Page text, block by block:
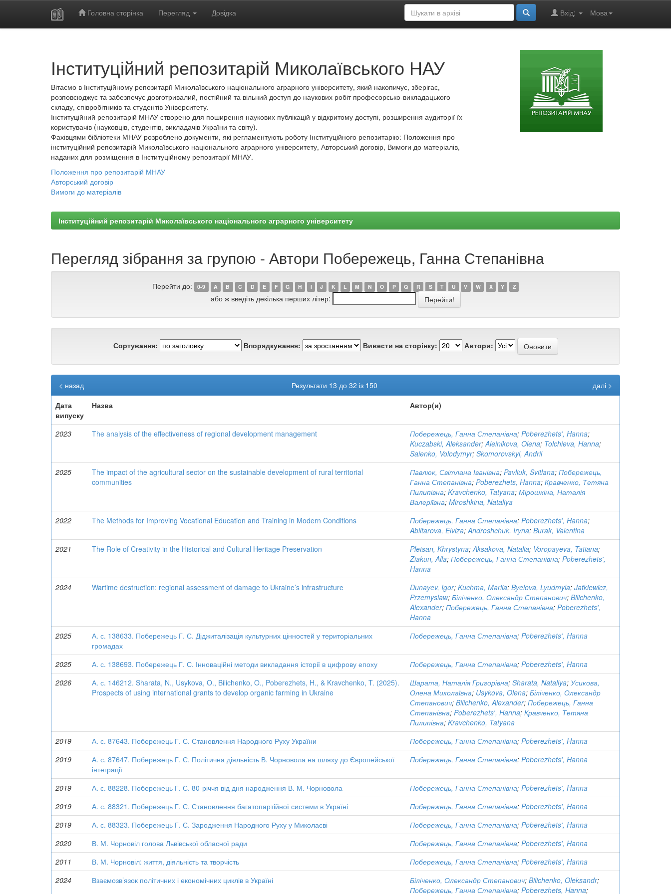
Головна сторінка Перегляд Довідка Мова
Вхід:
Інституційний репозитарій Миколаївського НАУ
Вітаємо в Інституційному репозитарії Миколаївського національного аграрного університету, який накопичує, зберігає,
розповсюджує та забезпечує довготривалий, постійний та вільний доступ до наукових робіт професорсько-викладацького
складу, співробітників та студентів Університету.
Інституційний репозитарій МНАУ створено для поширення наукових публікацій у відкритому доступі, розширення аудиторії їх
користувачів (науковців, студентів, викладачів України та світу).
Фахівцями бібліотеки МНАУ розроблено документи, які регламентують роботу Інституційного репозитарію: Положення про
інституційний репозитарій Миколаївського національного аграрного університету, Авторський договір, Вимоги до матеріалів,
наданих для розміщення в Інституційному репозитарії МНАУ.
Положення про репозитарій МНАУ
Авторський договір
Вимоги до матеріалів
Інституційний репозитарій Миколаївського національного аграрного університету
Перегляд зібрання за групою - Автори Побережець, Ганна Степанівна
Перейти до: 0-9 A B C D E F G H I J K L M N O P Q R S T U V W X Y Z
або ж введіть декілька перших літер:
Сортування: Впорядкування: Вивести на сторінку: Автори:
Результати 13 до 32 із 150
< назад
далі >
Дата
випуску
Назва Автор(и)
2023 The analysis of the effectiveness of regional development management Побережець, Ганна Степанівна; Poberezhetsʹ, Hanna;
Kuczabski, Aleksander;Aleinikova, Olena; Tolchieva, Hanna;
Saienko, Volodymyr; Skomorovskyi, Andrii
2025
The impact of the agricultural sector on the sustainable development of rural territorial
communities
Павлюк, Світлана Іванівна; Pavliuk, Svitlana; Побережець,
Ганна Степанівна; Poberezhets, Hanna; Кравченко, Тетяна
Пилипівна; Kravchenko, Tatyana; Мірошкіна, Наталія
Валеріївна; Miroshkina, Nataliya
2022
The Methods for Improving Vocational Education and Training in Modern Conditions Побережець, Ганна Степанівна; Poberezhetsʹ, Hanna;
Abiltarova, Elviza;Androshchuk, Iryna; Burak, Valentina
2021
The Role of Creativity in the Historical and Cultural Heritage Preservation Pletsan, Khrystyna;Aksakova, Natalia; Voropayeva, Tatiana;
Ziakun, Alla; Побережець, Ганна Степанівна; Poberezhetsʹ,
Hanna
2024
Wartime destruction: regional assessment of damage to Ukraine’s infrastructure Dunayev, Igor; Kuchma, Mariia; Byelova, Lyudmyla; Jatkiewicz,
Przemyslaw; Біліченко, Олександр Степанович; Bilichenko,
Alexander; Побережець, Ганна Степанівна; Poberezhetsʹ,
Hanna
2025
А. с. 138633. Побережець Г. С. Діджиталізація культурних цінностей у територіальних
громадах
Побережець, Ганна Степанівна; Poberezhetsʹ, Hanna
2025 А. с. 138693. Побережець Г. С. Інноваційні методи викладання історії в цифрову епоху Побережець, Ганна Степанівна; Poberezhetsʹ, Hanna
2026
А. с. 146212. Sharata, N., Usykova, O., Bilichenko, O., Poberezhets, H., & Kravchenko, T. (2025).
Prospects of using international grants to develop organic farming in Ukraine
Шарата, Наталія Григорівна; Sharata, Nataliya; Усикова,
Олена Миколаївна; Usykova, Olena; Біліченко, Олександр
Степанович; Bilichenko, Alexander; Побережець, Ганна
Степанівна; Poberezhetsʹ, Hanna; Кравченко, Тетяна
Пилипівна; Kravchenko, Tatyana
2019
А. с. 87643. Побережець Г. С. Становлення Народного Руху України Побережець, Ганна Степанівна; Poberezhetsʹ, Hanna
2019
А. с. 87647. Побережець Г. С. Політична діяльність В. Чорновола на шляху до Європейської
інтеграції
Побережець, Ганна Степанівна; Poberezhetsʹ, Hanna
2019 А. с. 88228. Побережець Г. С. 80-річчя від дня народження В. М. Чорновола Побережець, Ганна Степанівна; Poberezhetsʹ, Hanna
2019
А. с. 88321. Побережець Г. С. Становлення багатопартійної системи в Україні Побережець, Ганна Степанівна; Poberezhetsʹ, Hanna
2019
А. с. 88323. Побережець Г. С. Зародження Народного Руху у Миколаєві Побережець, Ганна Степанівна; Poberezhetsʹ, Hanna
2020
В. М. Чорновіл голова Львівської обласної ради Побережець, Ганна Степанівна; Poberezhetsʹ, Hanna
2011
В. М. Чорновіл: життя, діяльність та творчість Побережець, Ганна Степанівна; Poberezhetsʹ, Hanna
2024
Взаємозв’язок політичних і економічних циклів в Україні Біліченко, Олександр Степанович; Bilichenko, Oleksandr;
Побережець, Ганна Степанівна; Poberezhets, Hanna;